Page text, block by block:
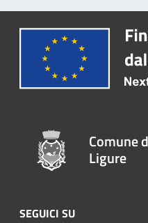
Comune
Ligure
SEGUICI SU